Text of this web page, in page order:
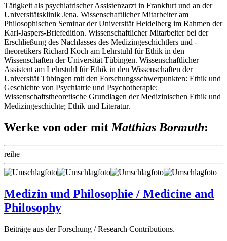
Tätigkeit als psychiatrischer Assistenzarzt in Frankfurt und an der
Universitätsklinik Jena. Wissenschaftlicher Mitarbeiter am
Philosophischen Seminar der Universität Heidelberg im Rahmen der
Karl-Jaspers-Briefedition. Wissenschaftlicher Mitarbeiter bei der
Erschließung des Nachlasses des Medizingeschichtlers und -
theoretikers Richard Koch am Lehrstuhl für Ethik in den
Wissenschaften der Universität Tübingen. Wissenschaftlicher
Assistent am Lehrstuhl für Ethik in den Wissenschaften der
Universität Tübingen mit den Forschungsschwerpunkten: Ethik und
Geschichte von Psychiatrie und Psychotherapie;
Wissenschaftstheoretische Grundlagen der Medizinischen Ethik und
Medizingeschichte; Ethik und Literatur.
Werke von oder mit Matthias Bormuth:
reihe
Medizin und Philosophie / Medicine and
Philosophy
Beiträge aus der Forschung / Research Contributions.